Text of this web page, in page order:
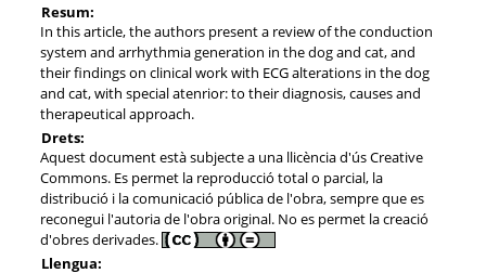
Resum:
In this article, the authors present a review of the conduction
system and arrhythmia generation in the dog and cat, and
their findings on clinical work with ECG alterations in the dog
and cat, with special atenrior: to their diagnosis, causes and
therapeutical approach.
Drets:
Aquest document està subjecte a una llicència d'ús Creative
Commons. Es permet la reproducció total o parcial, la
distribució i la comunicació pública de l'obra, sempre que es
reconegui l'autoria de l'obra original. No es permet la creació
d'obres derivades.
Llengua: